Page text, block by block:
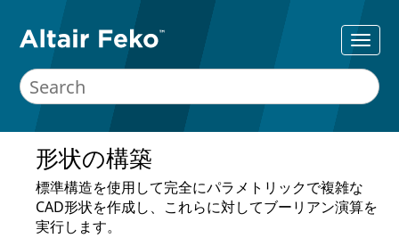
形状の構築
標準構造を使用して完全にパラメトリックで複雑な
CAD形状を作成し、これらに対してブーリアン演算を
実行します。